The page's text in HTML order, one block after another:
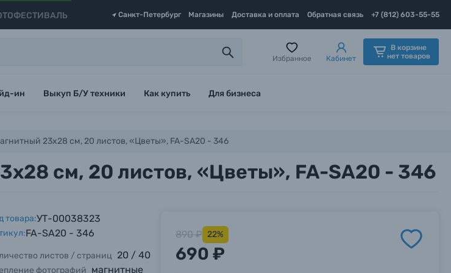
Санкт-Петербург Магазины Доставка и оплата Обратная связь +7 (812) 603-55-55
Избранное Кабинет
В корзине
нет товаров
ин Выкуп Б/У техники Как купить Для бизнеса
23х28 см, 20 листов, «Цветы», FA-SA20 - 346
см, 20 листов, «Цветы», FA-SA20 - 346
товара:УТ-00038323
FA-SA20 - 346
листов / страниц 20 / 40
фотографий магнитные
890 ₽ 22%
690 ₽